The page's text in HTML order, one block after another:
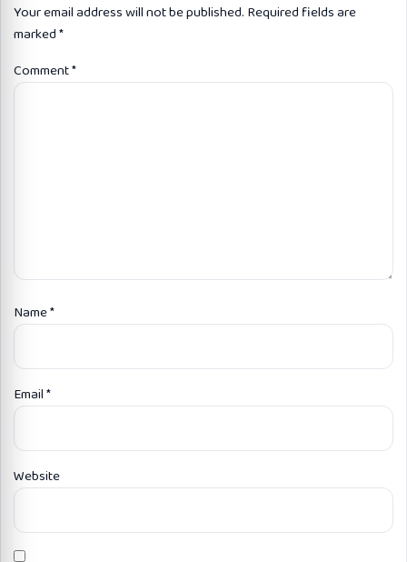
Your email address will not be published. Required fields are
marked*
Comment*
Name*
Email*
Website